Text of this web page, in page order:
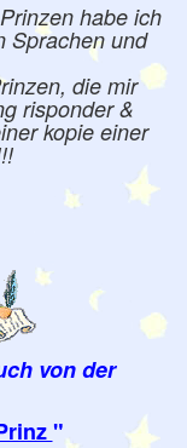
habe ich
Sprachen und
die mir
risponder &
kopie einer
von der
"